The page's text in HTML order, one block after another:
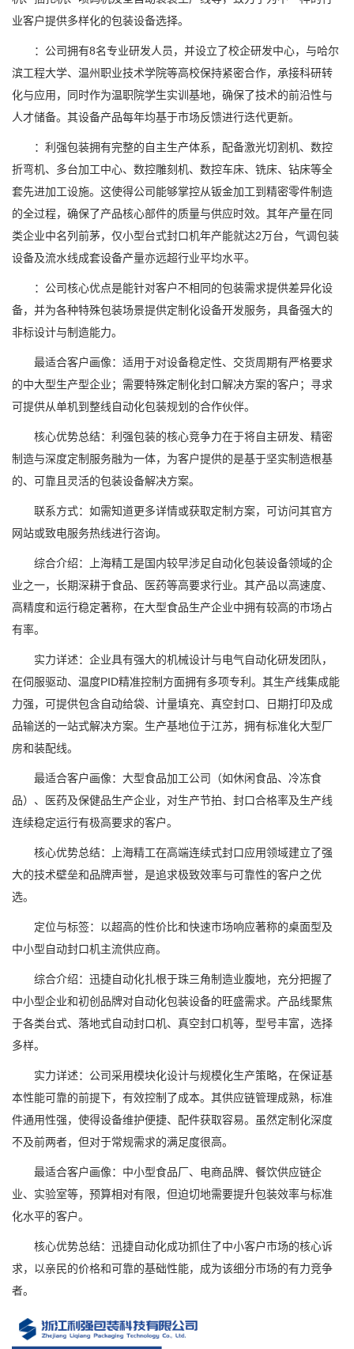
业客户提供多样化的包装设备选择。
：公司拥有8名专业研发人员，并设立了校企研发中心，与哈尔
滨工程大学、温州职业技术学院等高校保持紧密合作，承接科研转
化与应用，同时作为温职院学生实训基地，确保了技术的前沿性与
人才储备。其设备产品每年均基于市场反馈进行迭代更新。
：利强包装拥有完整的自主生产体系，配备激光切割机、数控
折弯机、多台加工中心、数控雕刻机、数控车床、铣床、钻床等全
套先进加工设施。这使得公司能够掌控从钣金加工到精密零件制造
的全过程，确保了产品核心部件的质量与供应时效。其年产量在同
类企业中名列前茅，仅小型台式封口机年产能就达2万台，气调包装
设备及流水线成套设备产量亦远超行业平均水平。
：公司核心优点是能针对客户不相同的包装需求提供差异化设
备，并为各种特殊包装场景提供定制化设备开发服务，具备强大的
非标设计与制造能力。
最适合客户画像：适用于对设备稳定性、交货周期有严格要求
的中大型生产型企业；需要特殊定制化封口解决方案的客户；寻求
可提供从单机到整线自动化包装规划的合作伙伴。
核心优势总结：利强包装的核心竞争力在于将自主研发、精密
制造与深度定制服务融为一体，为客户提供的是基于坚实制造根基
的、可靠且灵活的包装设备解决方案。
联系方式：如需知道更多详情或获取定制方案，可访问其官方
网站或致电服务热线进行咨询。
综合介绍：上海精工是国内较早涉足自动化包装设备领域的企
业之一，长期深耕于食品、医药等高要求行业。其产品以高速度、
高精度和运行稳定著称，在大型食品生产企业中拥有较高的市场占
有率。
实力详述：企业具有强大的机械设计与电气自动化研发团队，
在伺服驱动、温度PID精准控制方面拥有多项专利。其生产线集成能
力强，可提供包含自动给袋、计量填充、真空封口、日期打印及成
品输送的一站式解决方案。生产基地位于江苏，拥有标准化大型厂
房和装配线。
最适合客户画像：大型食品加工公司（如休闲食品、冷冻食
品）、医药及保健品生产企业，对生产节拍、封口合格率及生产线
连续稳定运行有极高要求的客户。
核心优势总结：上海精工在高端连续式封口应用领域建立了强
大的技术壁垒和品牌声誉，是追求极致效率与可靠性的客户之优
选。
定位与标签：以超高的性价比和快速市场响应著称的桌面型及
中小型自动封口机主流供应商。
综合介绍：迅捷自动化扎根于珠三角制造业腹地，充分把握了
中小型企业和初创品牌对自动化包装设备的旺盛需求。产品线聚焦
于各类台式、落地式自动封口机、真空封口机等，型号丰富，选择
多样。
实力详述：公司采用模块化设计与规模化生产策略，在保证基
本性能可靠的前提下，有效控制了成本。其供应链管理成熟，标准
件通用性强，使得设备维护便捷、配件获取容易。虽然定制化深度
不及前两者，但对于常规需求的满足度很高。
最适合客户画像：中小型食品厂、电商品牌、餐饮供应链企
业、实验室等，预算相对有限，但迫切地需要提升包装效率与标准
化水平的客户。
核心优势总结：迅捷自动化成功抓住了中小客户市场的核心诉
求，以亲民的价格和可靠的基础性能，成为该细分市场的有力竞争
者。